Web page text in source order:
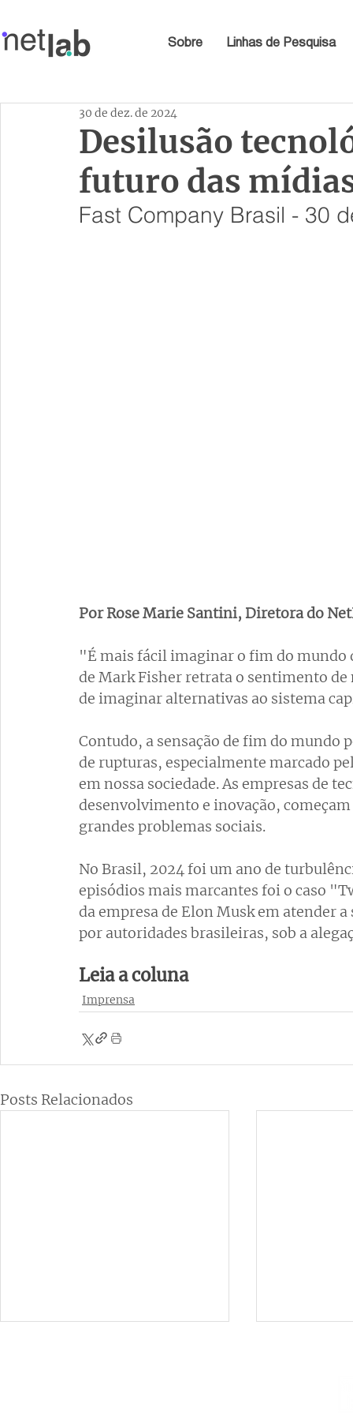
Sobre Linhas de Pesquisa
Desilusão
futuro das
30 de dez. de 2024
Fast Company Brasil - 30
Por Rose Marie Santini, Diretora do
"É mais fácil imaginar o fim do mundo
de Mark Fisher retrata o sentimento
de imaginar alternativas ao sistema
Contudo, a sensação de fim do
de rupturas, especialmente marcado
em nossa sociedade. As empresas de
desenvolvimento e inovação,
grandes problemas sociais.
No Brasil, 2024 foi um ano de
episódios mais marcantes foi o caso
da empresa de Elon Musk em atender
por autoridades brasileiras, sob a
Leia a coluna
Imprensa
Posts Relacionados